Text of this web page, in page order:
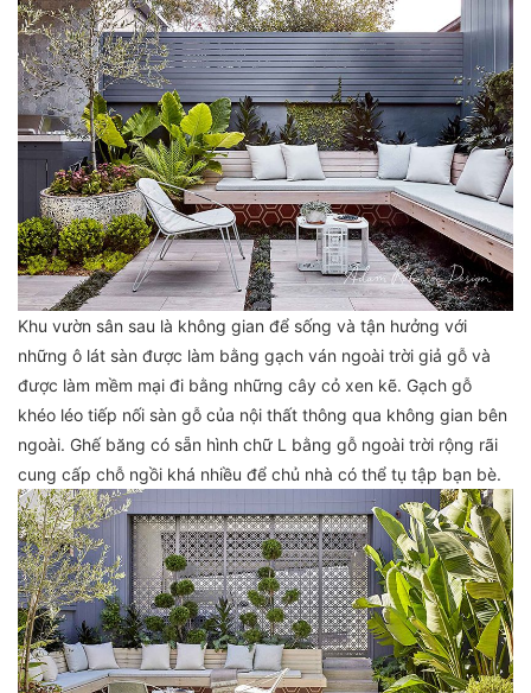
Khu vườn sân sau là không gian để sống và tận hưởng với
những ô lát sàn được làm bằng gạch ván ngoài trời giả gỗ và
được làm mềm mại đi bằng những cây cỏ xen kẽ. Gạch gỗ
khéo léo tiếp nối sàn gỗ của nội thất thông qua không gian bên
ngoài. Ghế băng có sẵn hình chữ L bằng gỗ ngoài trời rộng rãi
cung cấp chỗ ngồi khá nhiều để chủ nhà có thể tụ tập bạn bè.